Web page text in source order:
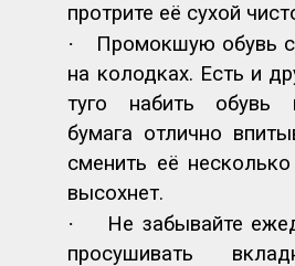
протрите её сухой
·
Промокшую обувь
на колодках. Есть и
туго набить обувь
бумага отлично
сменить её
высохнет.
·
Не забывайте
просушивать